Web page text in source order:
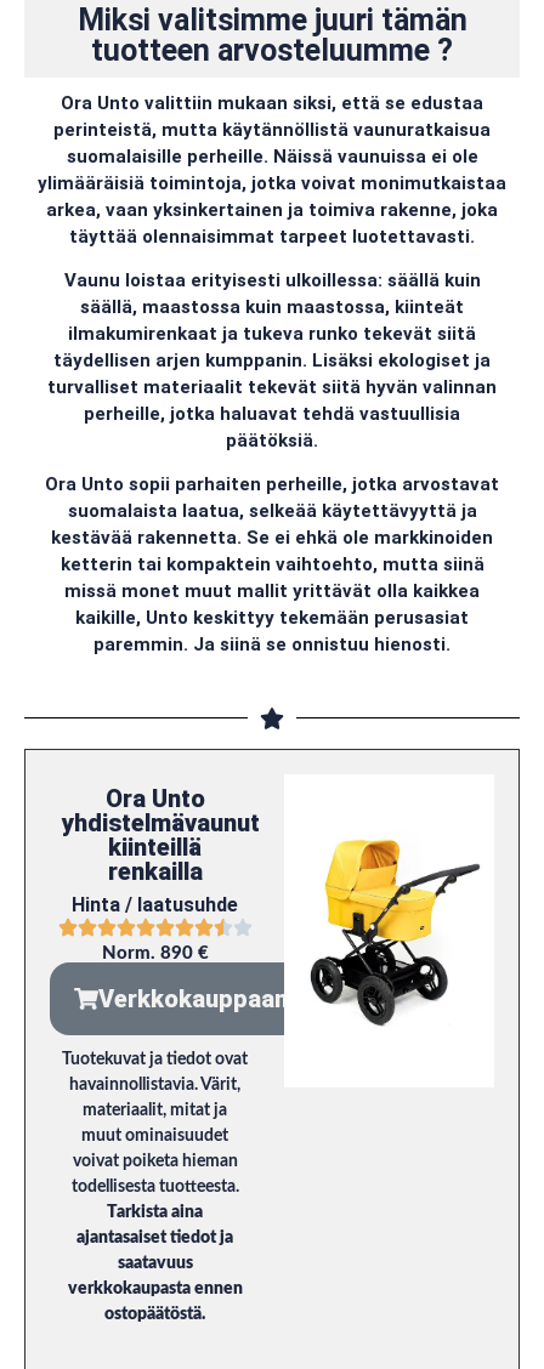
Miksi valitsimme juuri tämän
tuotteen arvosteluumme ?
Ora Unto valittiin mukaan siksi, että se edustaa
perinteistä, mutta käytännöllistä vaunuratkaisua
suomalaisille perheille. Näissä vaunuissa ei ole
ylimääräisiä toimintoja, jotka voivat monimutkaistaa
arkea, vaan yksinkertainen ja toimiva rakenne, joka
täyttää olennaisimmat tarpeet luotettavasti.
Vaunu loistaa erityisesti ulkoillessa: säällä kuin
säällä, maastossa kuin maastossa, kiinteät
ilmakumirenkaat ja tukeva runko tekevät siitä
täydellisen arjen kumppanin. Lisäksi ekologiset ja
turvalliset materiaalit tekevät siitä hyvän valinnan
perheille, jotka haluavat tehdä vastuullisia
päätöksiä.
Ora Unto sopii parhaiten perheille, jotka arvostavat
suomalaista laatua, selkeää käytettävyyttä ja
kestävää rakennetta. Se ei ehkä ole markkinoiden
ketterin tai kompaktein vaihtoehto, mutta siinä
missä monet muut mallit yrittävät olla kaikkea
kaikille, Unto keskittyy tekemään perusasiat
paremmin. Ja siinä se onnistuu hienosti.
Ora Unto
yhdistelmävaunut
kiinteillä
renkailla
Hinta / laatusuhde
Norm. 890 €
Verkkokauppaan
Tuotekuvat ja tiedot ovat
havainnollistavia. Värit,
materiaalit, mitat ja
muut ominaisuudet
voivat poiketa hieman
todellisesta tuotteesta.
Tarkista aina
ajantasaiset tiedot ja
saatavuus
verkkokaupasta ennen
ostopäätöstä.